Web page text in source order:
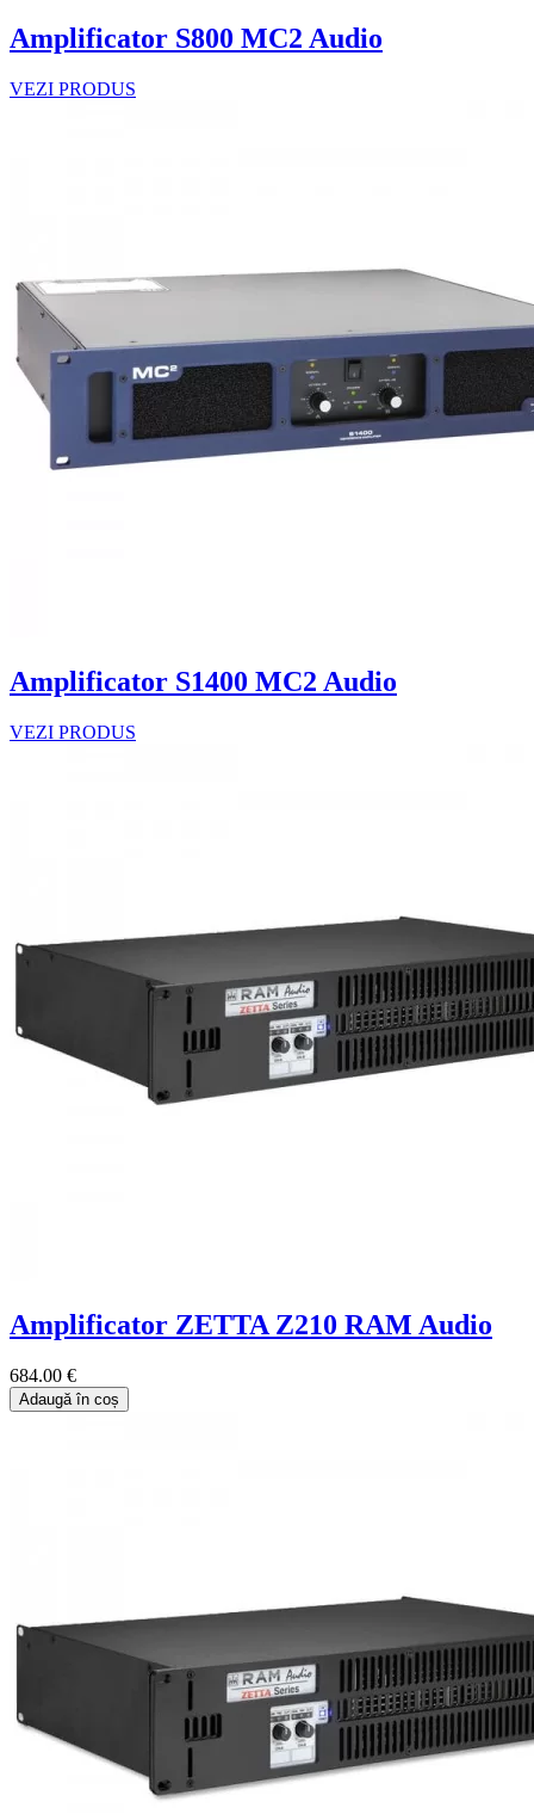
Amplificator S800 MC2 Audio
VEZI PRODUS
Amplificator S1400 MC2 Audio
VEZI PRODUS
Amplificator ZETTA Z210 RAM Audio
684.00 €
Adaugă în coș